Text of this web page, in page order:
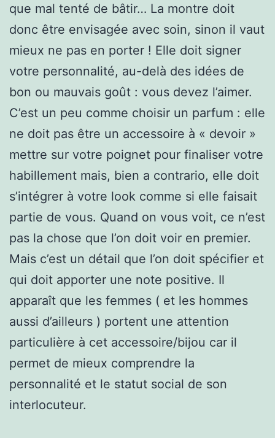
que mal tenté de bâtir… La montre doit
donc être envisagée avec soin, sinon il vaut
mieux ne pas en porter ! Elle doit signer
votre personnalité, au-delà des idées de
bon ou mauvais goût : vous devez l’aimer.
C’est un peu comme choisir un parfum : elle
ne doit pas être un accessoire à « devoir »
mettre sur votre poignet pour finaliser votre
habillement mais, bien a contrario, elle doit
s’intégrer à votre look comme si elle faisait
partie de vous. Quand on vous voit, ce n’est
pas la chose que l’on doit voir en premier.
Mais c’est un détail que l’on doit spécifier et
qui doit apporter une note positive. Il
apparaît que les femmes ( et les hommes
aussi d’ailleurs ) portent une attention
particulière à cet accessoire/bijou car il
permet de mieux comprendre la
personnalité et le statut social de son
interlocuteur.